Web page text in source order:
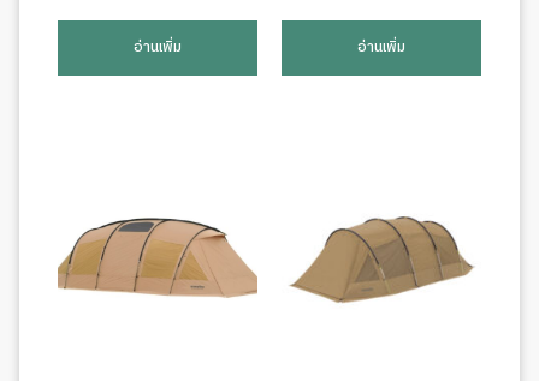
อ่านเพิ่ม อ่านเพิ่ม